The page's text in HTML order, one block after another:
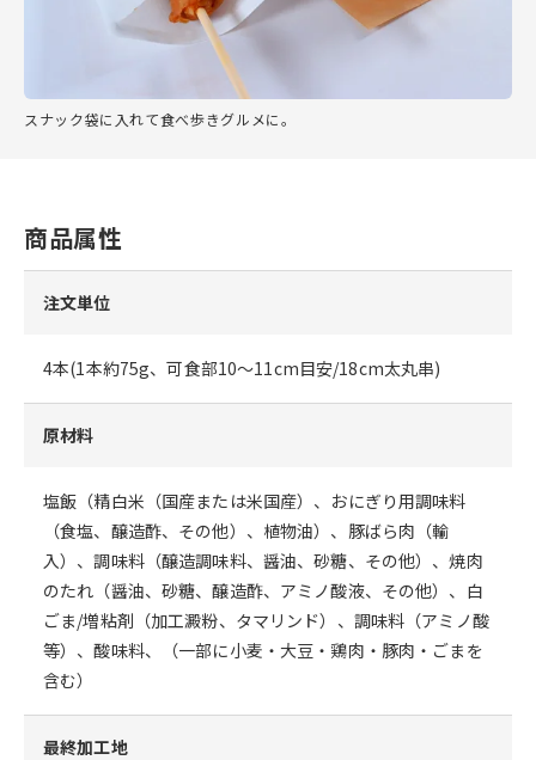
スナック袋に入れて食べ歩きグルメに。
商品属性
注文単位
4本(1本約75g、可食部10～11cm目安/18cm太丸串)
原材料
塩飯（精白米（国産または米国産）、おにぎり用調味料
（食塩、醸造酢、その他）、植物油）、豚ばら肉（輸
入）、調味料（醸造調味料、醤油、砂糖、その他）、焼肉
のたれ（醤油、砂糖、醸造酢、アミノ酸液、その他）、白
ごま/増粘剤（加工澱粉、タマリンド）、調味料（アミノ酸
等）、酸味料、（一部に小麦・大豆・鶏肉・豚肉・ごまを
含む）
最終加工地